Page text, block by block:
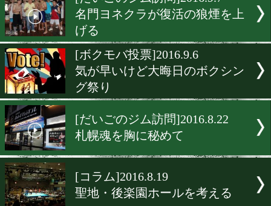
[女子特集]2016.9.18
フクロウと仲良しの美人も
[だいごのジム訪問
長崎を盛り上げる
[だいごのジム訪問]2016.9.7
名門ヨネクラが復活の狼煙
げる